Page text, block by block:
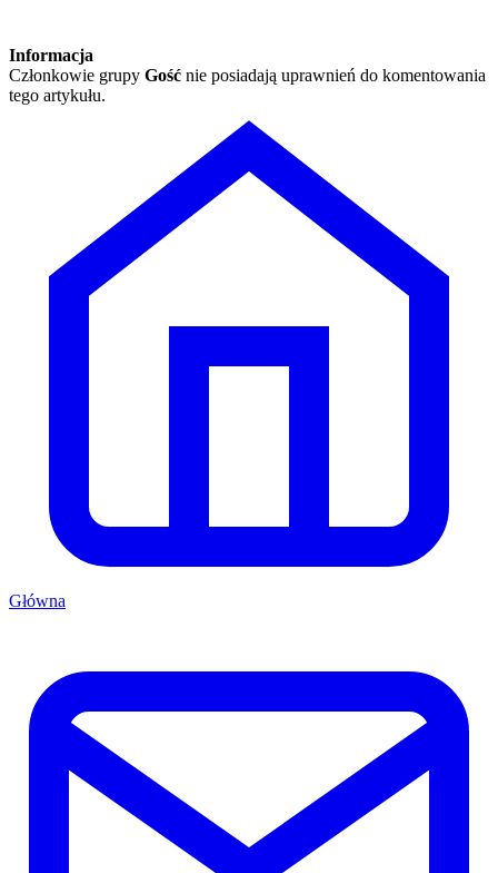
Informacja
Członkowie grupy Gość nie posiadają uprawnień do komentowania
tego artykułu.
Główna